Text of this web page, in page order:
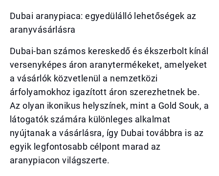
Dubai aranypiaca: egyedülálló lehetőségek az
aranyvásárlásra
Dubai-ban számos kereskedő és ékszerbolt kínál
versenyképes áron aranytermékeket, amelyeket
a vásárlók közvetlenül a nemzetközi
árfolyamokhoz igazított áron szerezhetnek be.
Az olyan ikonikus helyszínek, mint a Gold Souk, a
látogatók számára különleges alkalmat
nyújtanak a vásárlásra, így Dubai továbbra is az
egyik legfontosabb célpont marad az
aranypiacon világszerte.